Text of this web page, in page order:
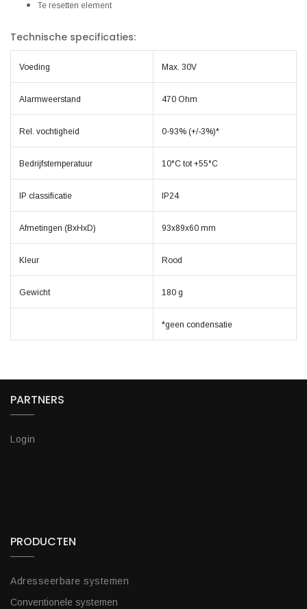
Te resetten element
Technische specificaties:
Voeding Max. 30V
Alarmweerstand 470 Ohm
Rel. vochtigheid 0-93% (+/-3%)*
Bedrijfstemperatuur 10°C tot +55°C
IP classificatie IP24
Afmetingen (BxHxD) 93x89x60 mm
Kleur Rood
Gewicht 180 g
*geen condensatie
PARTNERS
Login
PRODUCTEN
Adresseerbare systemen
Conventionele systemen